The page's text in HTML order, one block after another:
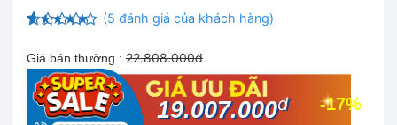
5 dựa
trênđánh
giá
(5 đánh giá của khách hàng)
Giá bán thường : 22.808.000đ
-17%
19.007.000đ